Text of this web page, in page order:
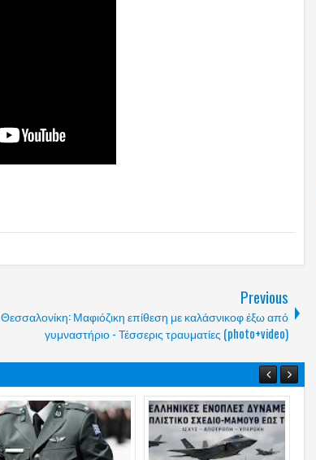
Previous
Θεσσαλονίκη: Μαφιόζικη επίθεση με καλάσνικοφ έξω από
γυμναστήριο - Τέσσερις τραυματίες (photo+video)